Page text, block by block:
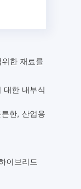
한 재료를
브리드